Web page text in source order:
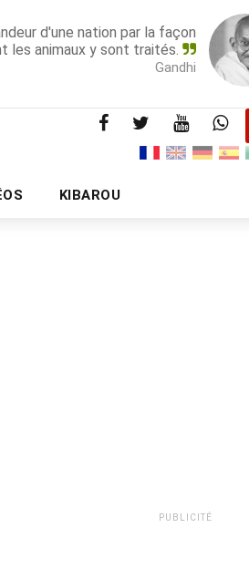
d'une nation par la façon
les animaux y sont traités.
Gandhi
KIBAROU
PUBLICITÉ